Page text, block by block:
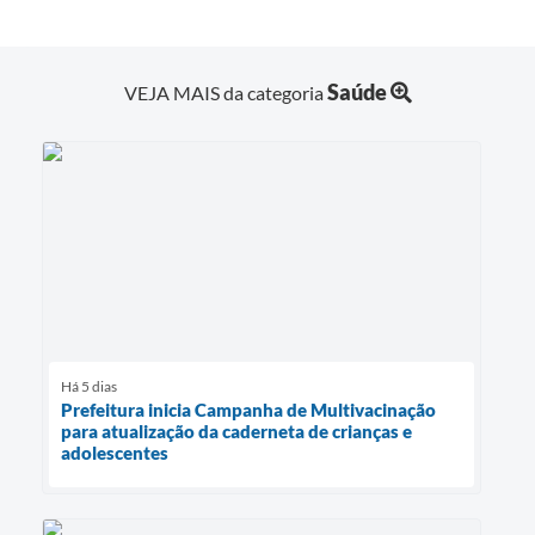
VEJA MAIS da categoriaSaúde
Há 5 dias
Prefeitura inicia Campanha de Multivacinação
para atualização da caderneta de crianças e
adolescentes